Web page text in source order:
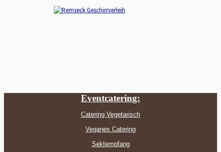
Eventcatering:
Catering Vegetarisch
Veganes Catering
Sektempfang